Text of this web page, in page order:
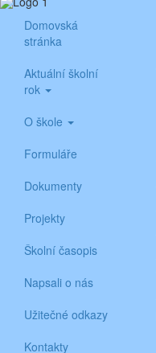
Domovská
stránka
Aktuální školní
rok
O škole
Formuláře
Dokumenty
Projekty
Školní časopis
Napsali o nás
Užitečné odkazy
Kontakty